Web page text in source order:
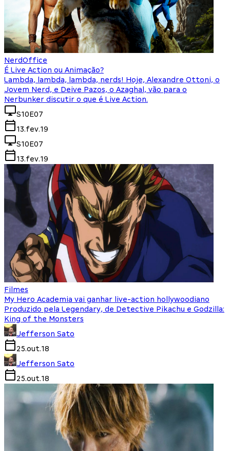
NerdOffice
É Live Action ou Animação?
Lambda, lambda, lambda, nerds! Hoje, Alexandre Ottoni, o
Jovem Nerd, e Deive Pazos, o Azaghal, vão para o
Nerbunker discutir o que é Live Action.
S10E07
13.fev.19
S10E07
13.fev.19
Filmes
My Hero Academia vai ganhar live-action hollywoodiano
Produzido pela Legendary, de Detective Pikachu e Godzilla:
King of the Monsters
Jefferson Sato
25.out.18
Jefferson Sato
25.out.18